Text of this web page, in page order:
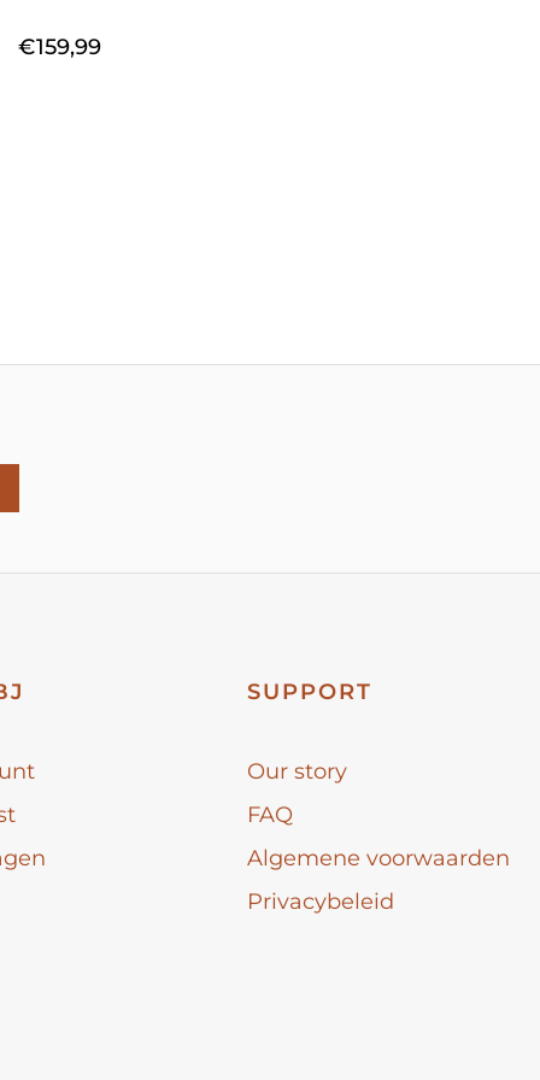
€159,99
SUPPORT
Our story
FAQ
Algemene voorwaarden
Privacybeleid